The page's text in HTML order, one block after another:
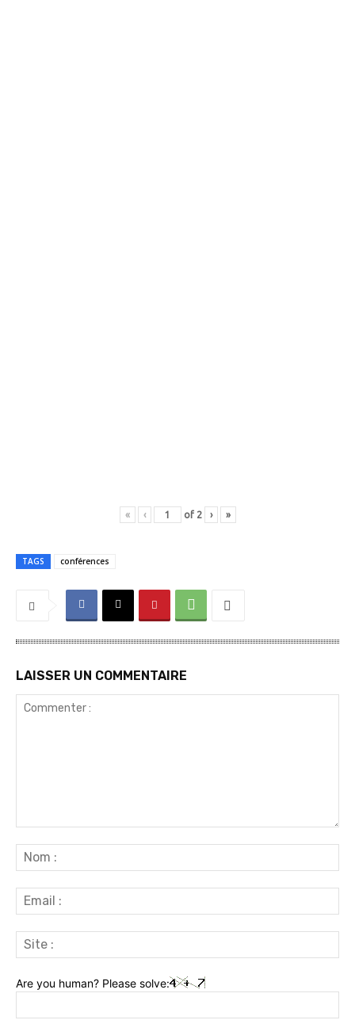
« ‹ of 2 › »
TAGS conférences
LAISSER UN COMMENTAIRE
:
:
:
Are you human? Please solve: